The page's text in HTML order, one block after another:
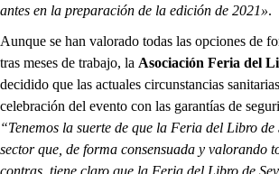
antes en la preparación de la edición de 2021».
Aunque se han valorado todas las opciones de
tras meses de trabajo, la Asociación Feria del
decidido que las actuales circunstancias
celebración del evento con las garantías de
“Tenemos la suerte de que la Feria del Libro
sector que, de forma consensuada y valorando
contras, tiene claro que la Feria del Libro de